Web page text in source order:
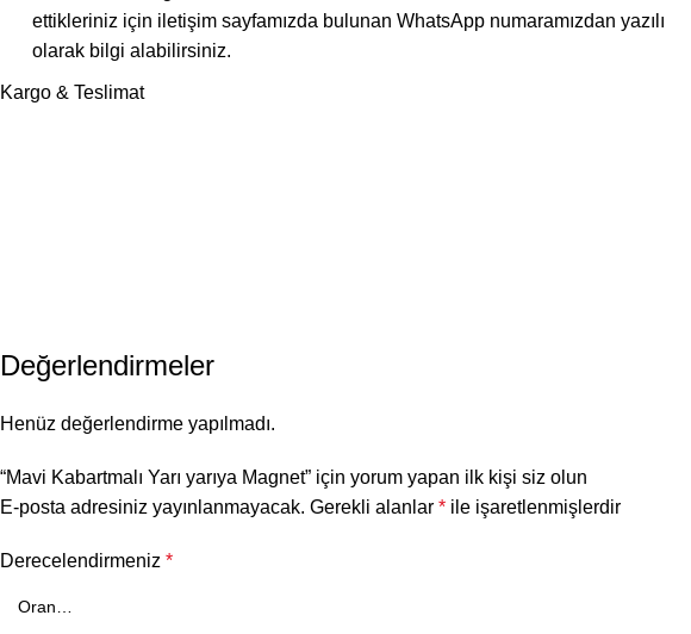
ettikleriniz için iletişim sayfamızda bulunan WhatsApp numaramızdan yazılı
olarak bilgi alabilirsiniz.
Kargo & Teslimat
Değerlendirmeler
Henüz değerlendirme yapılmadı.
“Mavi Kabartmalı Yarı yarıya Magnet” için yorum yapan ilk kişi siz olun
E-posta adresiniz yayınlanmayacak. Gerekli alanlar * ile işaretlenmişlerdir
Derecelendirmeniz *